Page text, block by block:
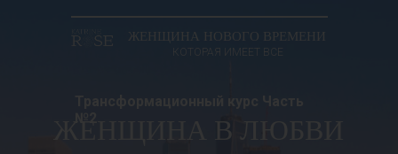
ЖЕНЩИНА В ЛЮБВИ
Трансформационный курс Часть
ЖЕНЩИНА НОВОГО ВРЕМЕНИ
КОТОРАЯ ИМЕЕТ ВСЕ